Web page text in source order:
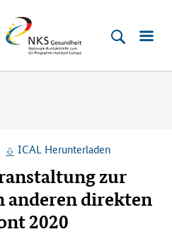
NKS
Gesundheit
ICAL Herunterladen
zur
anderen direkten
2020